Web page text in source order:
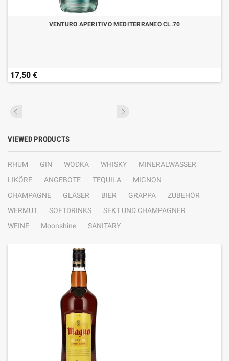
VENTURO APERITIVO MEDITERRANEO CL.70
17,50 €
VIEWED PRODUCTS
RHUM GIN WODKA WHISKY
MINERALWASSER
LIKÖRE
ANGEBOTE TEQUILA
MIGNON
CHAMPAGNE
GLÄSER BIER GRAPPA
ZUBEHÖR
WERMUT
SOFTDRINKS
SEKT UND CHAMPAGNER
WEINE
Moonshine SANITARY